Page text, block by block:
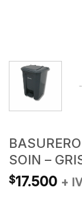
SOIN –
$17.500 +